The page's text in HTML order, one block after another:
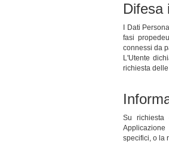
Difesa
I Dati
fasi
connessi da
L'Utente
richiesta
Su richiesta
specifici, o la